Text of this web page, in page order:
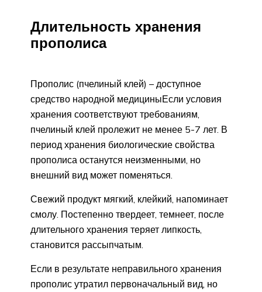
Длительность хранения
прополиса
Прополис (пчелиный клей) – доступное
средство народной медициныЕсли условия
хранения соответствуют требованиям,
пчелиный клей пролежит не менее 5-7 лет. В
период хранения биологические свойства
прополиса останутся неизменными, но
внешний вид может поменяться.
Свежий продукт мягкий, клейкий, напоминает
смолу. Постепенно твердеет, темнеет, после
длительного хранения теряет липкость,
становится рассыпчатым.
Если в результате неправильного хранения
прополис утратил первоначальный вид, но